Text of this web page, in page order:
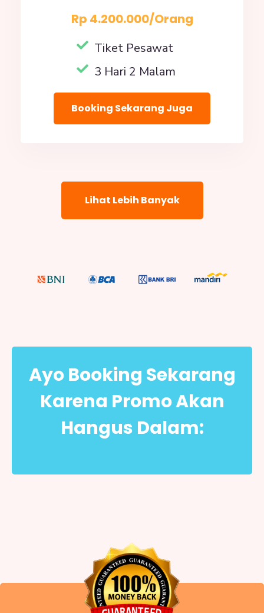
Rp 4.200.000/orang
Tiket Pesawat
3 Hari 2 Malam
Booking Sekarang Juga
Lihat Lebih Banyak
Ayo Booking Sekarang
Karena Promo Akan
Hangus Dalam: